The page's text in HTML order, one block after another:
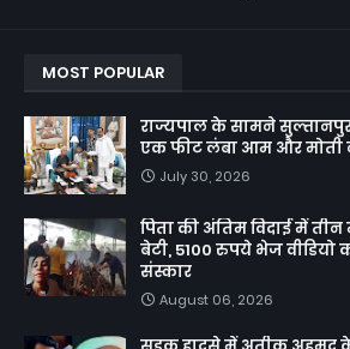
MOST POPULAR
राज्यपाल के सामने
एक फीट लंबा आम और मोती
July 30, 2026
पिता की अंतिम विदाई में
बेटी, 5100 रुपये भेज वीडियो
संस्कार
August 06, 2026